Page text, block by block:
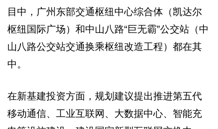
目中，广州东部交通枢纽中心综合体（凯达尔
枢纽国际广场）和中山八路“巨无霸”公交站（中
山八路公交站交通换乘枢纽改造工程）都在其
中。
在新基建投资方面，规划建议提出推进第五代
移动通信、工业互联网、大数据中心、智能充